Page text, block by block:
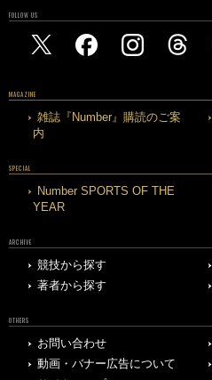
FOLLOW US
MAGAZINE
雑誌『Number』購読のご案
内
SPECIAL
Number SPORTS OF THE
YEAR
ARCHIVE
競技から探す
著者から探す
OTHERS
お問い合わせ
動画・バナー広告について